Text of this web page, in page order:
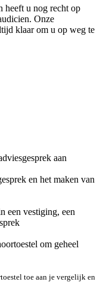
heeft u nog recht op
Onze
klaar om u op weg te
aan
en het maken van
een vestiging, een
om geheel
toe aan je vergelijk en